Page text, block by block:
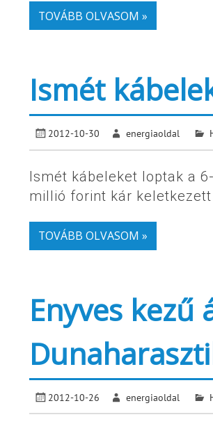
TOVÁBB OLVASOM »
Ismét
2012-10-30 energiaoldal
Ismét kábeleket loptak a
millió forint kár
TOVÁBB OLVASOM »
Enyves
2012-10-26 energiaoldal